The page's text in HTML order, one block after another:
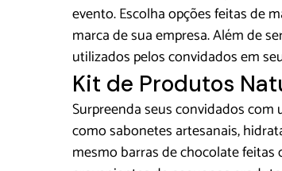
evento. Escolha opções feitas de
marca de sua empresa. Além de
utilizados pelos convidados em
Kit de Produtos
Surpreenda seus convidados
como sabonetes artesanais,
mesmo barras de chocolate